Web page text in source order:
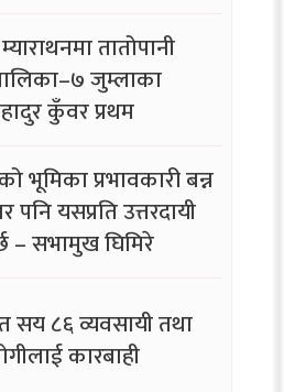
तातोपानी
जुम्लाका
कुँवर प्रथम
भूमिका प्रभावकारी बन्न
पनि यसप्रति उत्तरदायी
– सभामुख घिमिरे
सय ८६ व्यवसायी तथा
कारबाही